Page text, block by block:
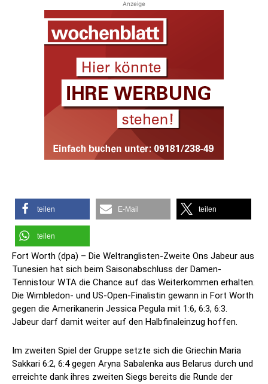
Anzeige
teilen E-Mail teilen
teilen
Fort Worth (dpa) – Die Weltranglisten-Zweite Ons Jabeur aus
Tunesien hat sich beim Saisonabschluss der Damen-
Tennistour WTA die Chance auf das Weiterkommen erhalten.
Die Wimbledon- und US-Open-Finalistin gewann in Fort Worth
gegen die Amerikanerin Jessica Pegula mit 1:6, 6:3, 6:3.
Jabeur darf damit weiter auf den Halbfinaleinzug hoffen.
Im zweiten Spiel der Gruppe setzte sich die Griechin Maria
Sakkari 6:2, 6:4 gegen Aryna Sabalenka aus Belarus durch und
erreichte dank ihres zweiten Siegs bereits die Runde der